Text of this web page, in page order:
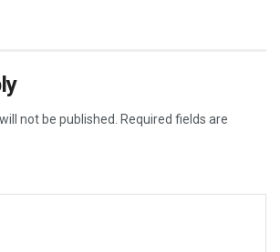
not be published.
Required fields are